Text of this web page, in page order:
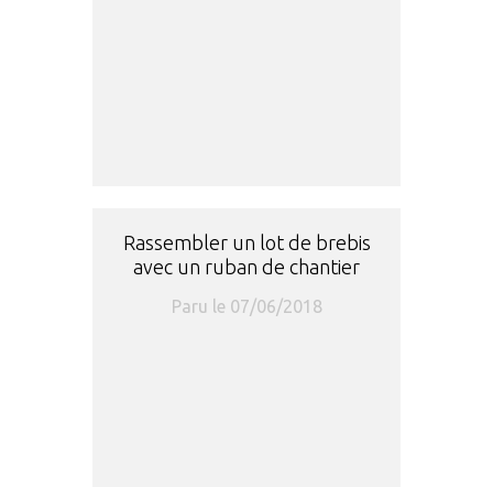
Rassembler un lot de brebis
avec un ruban de chantier
Paru le 07/06/2018